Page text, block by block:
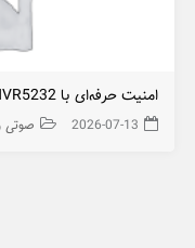
امنیت حرفه‌ای با Dahua DHI-NVR5232-
2026-07-13 صوتی